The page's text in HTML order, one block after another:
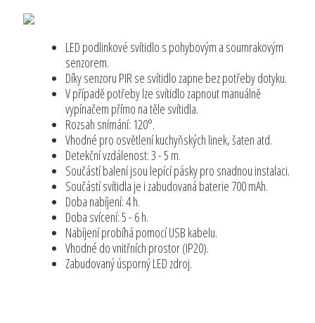
LED podlinkové svítidlo s pohybovým a soumrakovým
senzorem.
Díky senzoru PIR se svítidlo zapne bez potřeby dotyku.
V případě potřeby lze svítidlo zapnout manuálně
vypínačem přímo na těle svítidla.
Rozsah snímání: 120°.
Vhodné pro osvětlení kuchyňských linek, šaten atd.
Detekční vzdálenost: 3 - 5 m.
Součástí balení jsou lepící pásky pro snadnou instalaci.
Součástí svítidla je i zabudovaná baterie 700 mAh.
Doba nabíjení: 4 h.
Doba svícení: 5 - 6 h.
Nabíjení probíhá pomocí USB kabelu.
Vhodné do vnitřních prostor (IP20).
Zabudovaný úsporný LED zdroj.